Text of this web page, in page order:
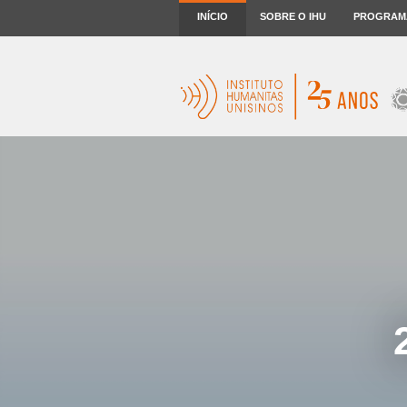
INÍCIO SOBRE O IHU